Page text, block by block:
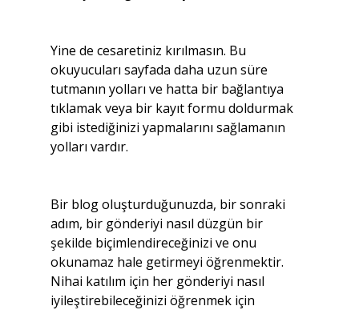
Yine de cesaretiniz kırılmasın. Bu
okuyucuları sayfada daha uzun süre
tutmanın yolları ve hatta bir bağlantıya
tıklamak veya bir kayıt formu doldurmak
gibi istediğinizi yapmalarını sağlamanın
yolları vardır.
Bir blog oluşturduğunuzda, bir sonraki
adım, bir gönderiyi nasıl düzgün bir
şekilde biçimlendireceğinizi ve onu
okunamaz hale getirmeyi öğrenmektir.
Nihai katılım için her gönderiyi nasıl
iyileştirebileceğinizi öğrenmek için